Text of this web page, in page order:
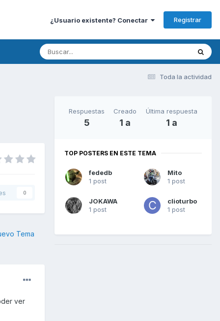
¿Usuario existente? Conectar Registrar
Toda la actividad
0
Tema
ver
Respuestas
5
Creado
1 a
Última respuesta
1 a
TOP POSTERS EN ESTE TEMA
fededb
1 post
Mito
1 post
JOKAWA
1 post
clioturbo
1 post